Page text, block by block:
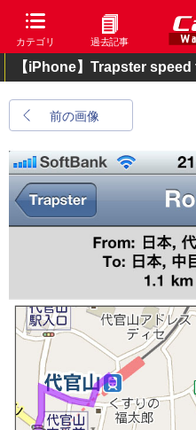
カテゴリ 過去記事
【iPhone】Trapster
前の画像